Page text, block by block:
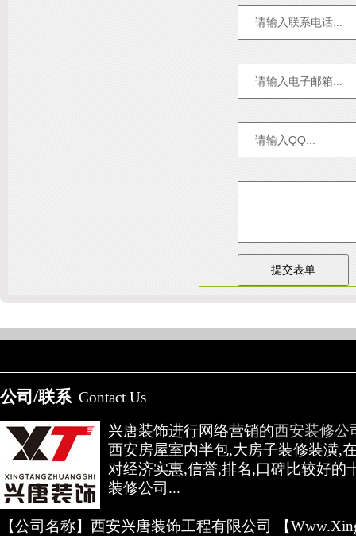
友情链接： 淄博装饰公司 天津装修网 西安别墅 成都别墅装修 别墅样板
高低压开关柜通电试验台
公司/联系 Contact Us
兴唐装饰进行网络营销的西安装修公
西安房屋室内半包,大房子装修装潢,
对经济实惠,信誉,排名,口碑比较好的
装修公司...
【公司名称】西安兴唐装饰工程有限公司 【